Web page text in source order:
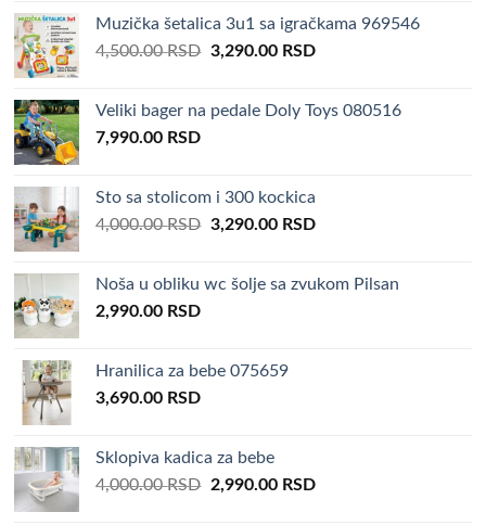
4,000.00 RSD.3,290.00 RSD.
Muzička šetalica 3u1 sa igračkama 969546
4,500.00RSD Original
4,500.00 RSD.
3,290.00 RSDCurrent
3,290.00 RSD.
Veliki bager na pedale Doly Toys 080516
7,990.00 RSD
Sto sa stolicom i 300 kockica
4,000.00RSD Original
4,000.00 RSD.
3,290.00 RSDCurrent
3,290.00 RSD.
Noša u obliku wc šolje sa zvukom Pilsan
2,990.00 RSD
Hranilica za bebe 075659
3,690.00 RSD
Sklopiva kadica za bebe
4,000.00RSD Original
2,990.00 RSDCurrent